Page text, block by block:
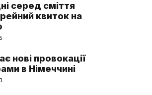
серед сміття
квиток на
нові провокації
в Німеччині